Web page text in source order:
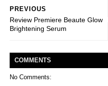
PREVIOUS
Review Premiere Beaute Glow
Brightening Serum
COMMENTS
No Comments: